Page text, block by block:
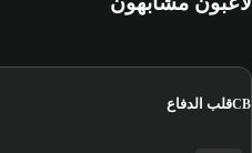
CBقلب الدفاع